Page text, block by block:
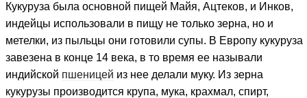
Кукуруза была основной пищей Майя, Ацтеков, и Инков,
индейцы использовали в пищу не только зерна, но и
метелки, из пыльцы они готовили супы. В Европу кукуруза
завезена в конце 14 века, в то время ее называли
индийской пшеницей из нее делали муку. Из зерна
кукурузы производится крупа, мука, крахмал, спирт,